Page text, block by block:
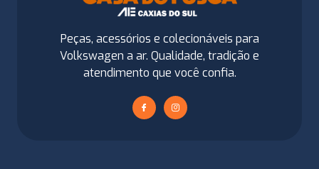
Peças, acessórios e colecionáveis para
Volkswagen a ar. Qualidade, tradição e
atendimento que você confia.